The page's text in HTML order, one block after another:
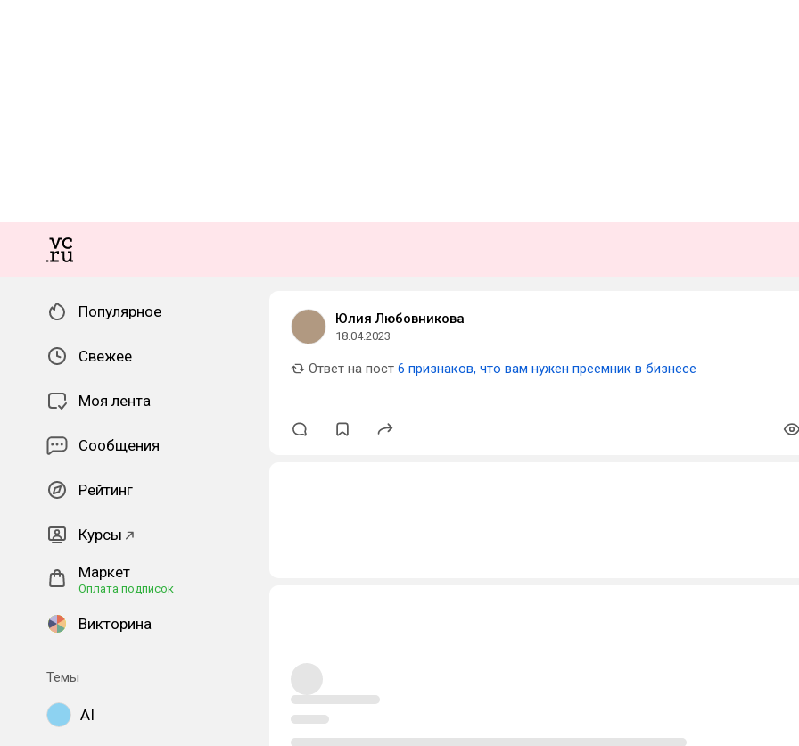
Популярное
Свежее
Моя лента
Сообщения
Рейтинг
Курсы
Маркет
Оплата подписок
Викторина
Темы
AI
Юлия Любовникова
18.04.2023
Ответ на пост 6 признаков, что вам нужен преемник в бизнесе